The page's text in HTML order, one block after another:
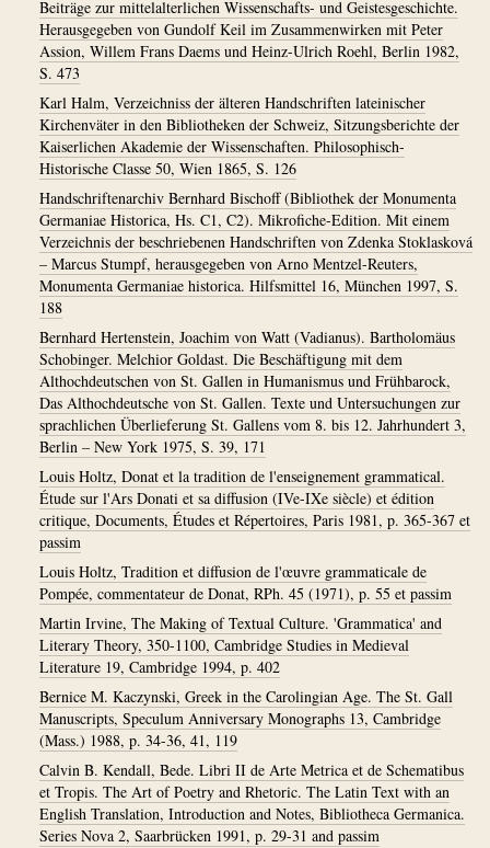
Beiträge zur mittelalterlichen Wissenschafts- und Geistesgeschichte.
Herausgegeben von Gundolf Keil im Zusammenwirken mit Peter
Assion, Willem Frans Daems und Heinz-Ulrich Roehl, Berlin 1982,
S. 473
Karl Halm, Verzeichniss der älteren Handschriften lateinischer
Kirchenväter in den Bibliotheken der Schweiz, Sitzungsberichte der
Kaiserlichen Akademie der Wissenschaften. Philosophisch-
Historische Classe 50, Wien 1865, S. 126
Handschriftenarchiv Bernhard Bischoff (Bibliothek der Monumenta
Germaniae Historica, Hs. C1, C2). Mikrofiche-Edition. Mit einem
Verzeichnis der beschriebenen Handschriften von Zdenka Stoklasková
– Marcus Stumpf, herausgegeben von Arno Mentzel-Reuters,
Monumenta Germaniae historica. Hilfsmittel 16, München 1997, S.
188
Bernhard Hertenstein, Joachim von Watt (Vadianus). Bartholomäus
Schobinger. Melchior Goldast. Die Beschäftigung mit dem
Althochdeutschen von St. Gallen in Humanismus und Frühbarock,
Das Althochdeutsche von St. Gallen. Texte und Untersuchungen zur
sprachlichen Überlieferung St. Gallens vom 8. bis 12. Jahrhundert 3,
Berlin – New York 1975, S. 39, 171
Louis Holtz, Donat et la tradition de l'enseignement grammatical.
Étude sur l'Ars Donati et sa diffusion (IVe-IXe siècle) et édition
critique, Documents, Études et Répertoires, Paris 1981, p. 365-367 et
passim
Louis Holtz, Tradition et diffusion de l'œuvre grammaticale de
Pompée, commentateur de Donat, RPh. 45 (1971), p. 55 et passim
Martin Irvine, The Making of Textual Culture. 'Grammatica' and
Literary Theory, 350-1100, Cambridge Studies in Medieval
Literature 19, Cambridge 1994, p. 402
Bernice M. Kaczynski, Greek in the Carolingian Age. The St. Gall
Manuscripts, Speculum Anniversary Monographs 13, Cambridge
(Mass.) 1988, p. 34-36, 41, 119
Calvin B. Kendall, Bede. Libri II de Arte Metrica et de Schematibus
et Tropis. The Art of Poetry and Rhetoric. The Latin Text with an
English Translation, Introduction and Notes, Bibliotheca Germanica.
Series Nova 2, Saarbrücken 1991, p. 29-31 and passim